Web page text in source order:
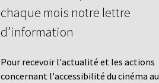
chaque mois notre lettre
d’information
Pour recevoir l'actualité et les actions
concernant l'accessibilité du cinéma au